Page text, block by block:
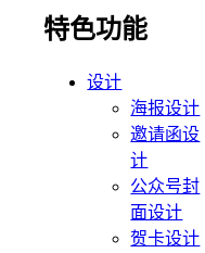
特色功能
设计
海报设计
邀请函设
计
公众号封
面设计
贺卡设计